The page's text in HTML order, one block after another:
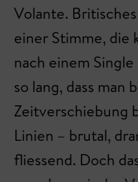
Volante.
einer Stimme, die
nach einem
so lang, dass man
Zeitverschiebung
Linien – brutal,
fliessend. Doch